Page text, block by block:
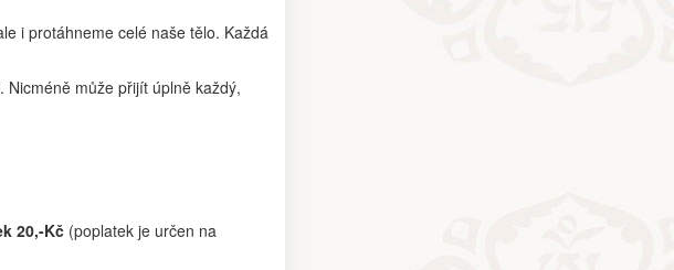
i protáhneme celé naše tělo. Každá
může přijít úplně každý,
20,-Kč (poplatek je určen na